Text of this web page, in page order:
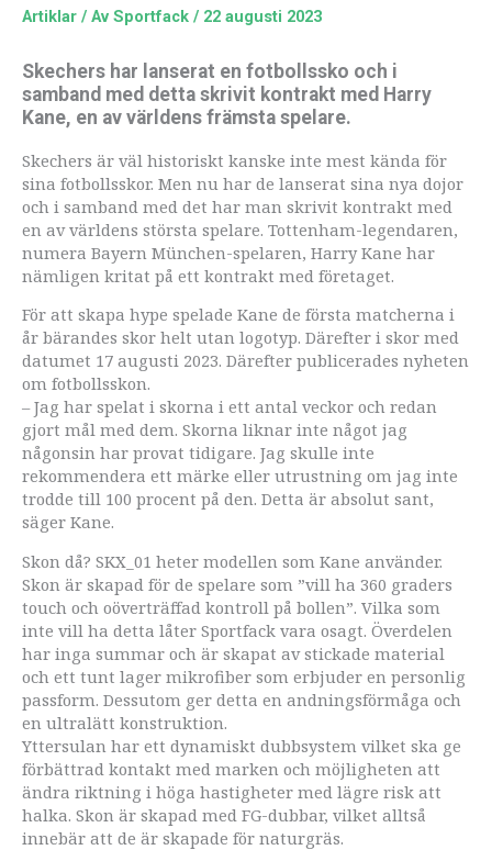
Artiklar / Av Sportfack / 22 augusti 2023
Skechers har lanserat en fotbollssko och i
samband med detta skrivit kontrakt med Harry
Kane, en av världens främsta spelare.
Skechers är väl historiskt kanske inte mest kända för
sina fotbollsskor. Men nu har de lanserat sina nya dojor
och i samband med det har man skrivit kontrakt med
en av världens största spelare. Tottenham-legendaren,
numera Bayern München-spelaren, Harry Kane har
nämligen kritat på ett kontrakt med företaget.
För att skapa hype spelade Kane de första matcherna i
år bärandes skor helt utan logotyp. Därefter i skor med
datumet 17 augusti 2023. Därefter publicerades nyheten
om fotbollsskon.
– Jag har spelat i skorna i ett antal veckor och redan
gjort mål med dem. Skorna liknar inte något jag
någonsin har provat tidigare. Jag skulle inte
rekommendera ett märke eller utrustning om jag inte
trodde till 100 procent på den. Detta är absolut sant,
säger Kane.
Skon då? SKX_01 heter modellen som Kane använder.
Skon är skapad för de spelare som ”vill ha 360 graders
touch och oöverträffad kontroll på bollen”. Vilka som
inte vill ha detta låter Sportfack vara osagt. Överdelen
har inga summar och är skapat av stickade material
och ett tunt lager mikrofiber som erbjuder en personlig
passform. Dessutom ger detta en andningsförmåga och
en ultralätt konstruktion.
Yttersulan har ett dynamiskt dubbsystem vilket ska ge
förbättrad kontakt med marken och möjligheten att
ändra riktning i höga hastigheter med lägre risk att
halka. Skon är skapad med FG-dubbar, vilket alltså
innebär att de är skapade för naturgräs.